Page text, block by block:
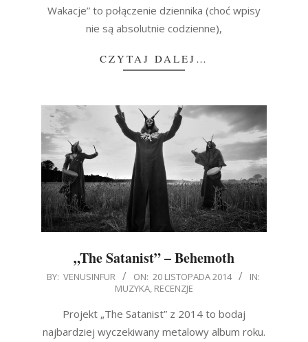
Wakacje” to połączenie dziennika (choć wpisy
nie są absolutnie codzienne),
CZYTAJ DALEJ…
„The Satanist” – Behemoth
2014-
BY: VENUSINFUR ON: 20 LISTOPADA 2014
IN:
MUZYKA, RECENZJE
Projekt „The Satanist” z 2014 to bodaj
najbardziej wyczekiwany metalowy album roku.